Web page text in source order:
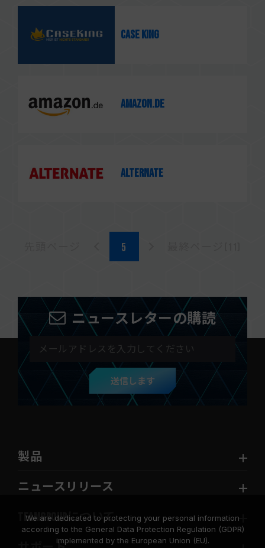
Case King
amazon.de
ALTERNATE
ニュースレターの購読
送信します
製品
ニュースリリース
TEAMGROUPについて
We are dedicated to protecting your personal information
according to the General Data Protection Regulation (GDPR)
implemented by the European Union (EU).